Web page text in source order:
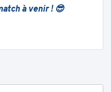
à venir ! 😎